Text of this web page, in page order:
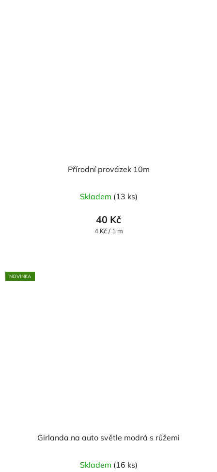
Přírodní provázek 10m
Skladem (13 ks)
40 Kč
Měrná
4 Kč / 1 m
NOVINKA
Girlanda na auto světle modrá s růžemi
Skladem (16 ks)